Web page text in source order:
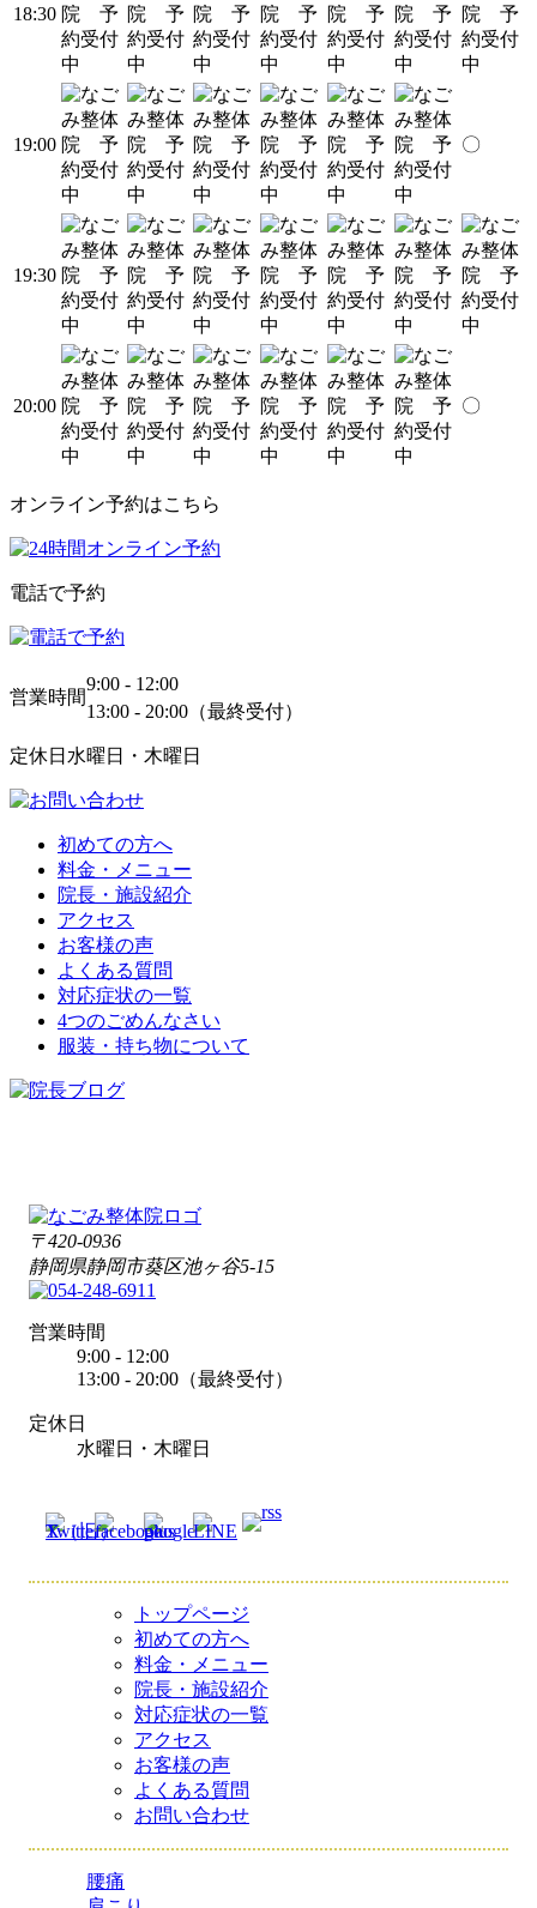
18:30
19:00 〇
19:30
20:00 〇
オンライン予約はこちら
電話で予約
営業時間
9:00 - 12:00
13:00 - 20:00（最終受付）
定休日 水曜日・木曜日
初めての方へ
料金・メニュー
院長・施設紹介
アクセス
お客様の声
よくある質問
対応症状の一覧
4つのごめんなさい
服装・持ち物について
〒420-0936
静岡県静岡市葵区池ヶ谷5-15
営業時間
9:00 - 12:00
13:00 - 20:00（最終受付）
定休日
水曜日・木曜日
トップページ
初めての方へ
料金・メニュー
院長・施設紹介
対応症状の一覧
アクセス
お客様の声
よくある質問
お問い合わせ
腰痛